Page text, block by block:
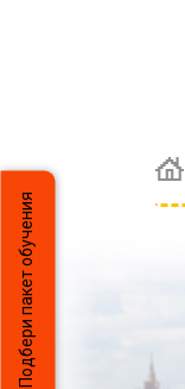
Подбери пакет обучения